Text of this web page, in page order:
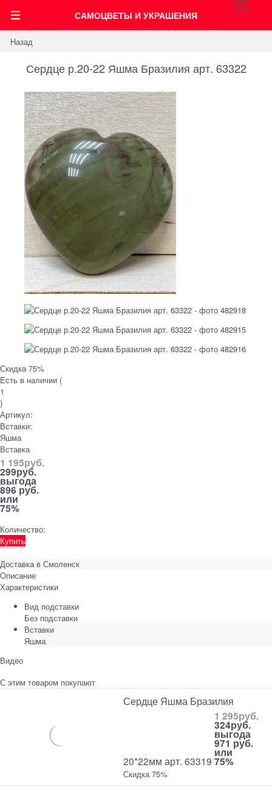
САМОЦВЕТЫ И УКРАШЕНИЯ
0
Назад
Сердце р.20-22 Яшма Бразилия арт. 63322
Скидка 75%
Есть в наличии (
1
)
Артикул:
Вставки:
Яшма
Вставка
1 195руб.
299руб.
выгода
896 руб.
или
75%
Количество:
Купить
Доставка в Смоленск
Описание
Характеристики
Вид подставки
Без подставки
Вставки
Яшма
Видео
С этим товаром покупают
Сердце Яшма Бразилия
20*22мм арт. 63319
1 295руб.
324руб.
выгода
971 руб.
или
75%
Скидка 75%